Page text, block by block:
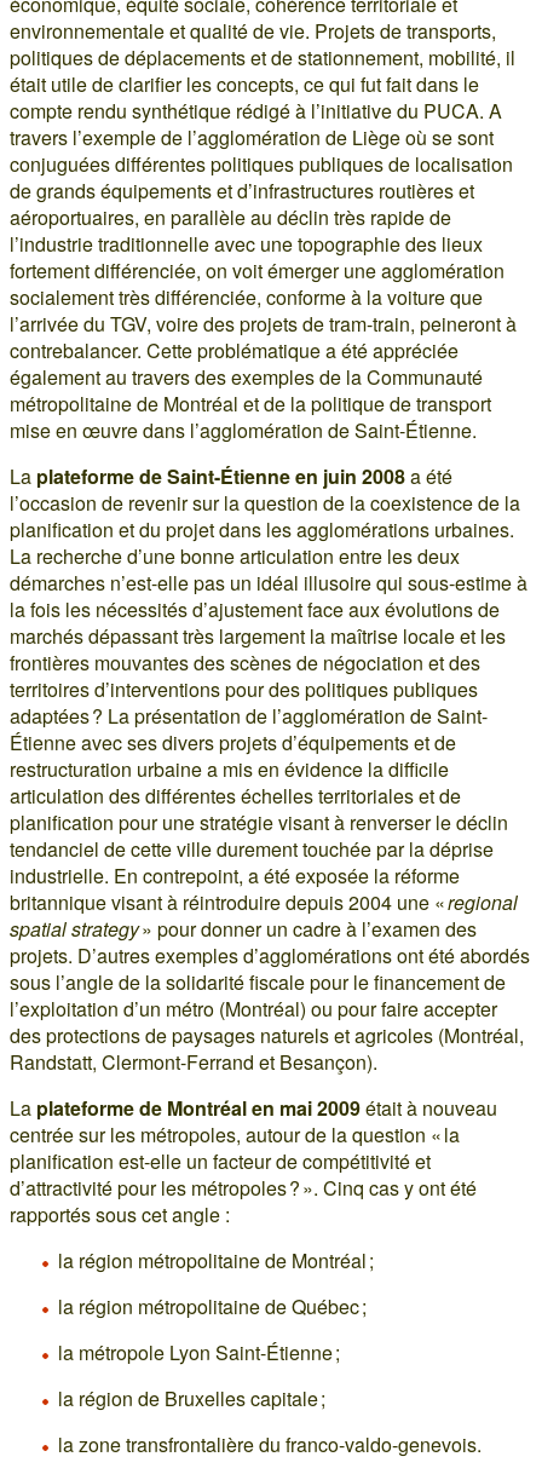
environnementale et qualité de vie. Projets de transports,
politiques de déplacements et de stationnement, mobilité, il
était utile de clarifier les concepts, ce qui fut fait dans le
compte rendu synthétique rédigé à l’initiative du PUCA. A
travers l’exemple de l’agglomération de Liège où se sont
conjuguées différentes politiques publiques de localisation
de grands équipements et d’infrastructures routières et
aéroportuaires, en parallèle au déclin très rapide de
l’industrie traditionnelle avec une topographie des lieux
fortement différenciée, on voit émerger une agglomération
socialement très différenciée, conforme à la voiture que
l’arrivée du TGV, voire des projets de tram-train, peineront à
contrebalancer. Cette problématique a été appréciée
également au travers des exemples de la Communauté
métropolitaine de Montréal et de la politique de transport
mise en œuvre dans l’agglomération de Saint-Étienne.
La plateforme de Saint-Étienne en juin 2008a été
l’occasion de revenir sur la question de la coexistence de la
planification et du projet dans les agglomérations urbaines.
La recherche d’une bonne articulation entre les deux
démarches n’est-elle pas un idéal illusoire qui sous-estime à
la fois les nécessités d’ajustement face aux évolutions de
marchés dépassant très largement la maîtrise locale et les
frontières mouvantes des scènes de négociation et des
territoires d’interventions pour des politiques publiques
adaptées ? La présentation de l’agglomération de Saint-
Étienne avec ses divers projets d’équipements et de
restructuration urbaine a mis en évidence la difficile
articulation des différentes échelles territoriales et de
planification pour une stratégie visant à renverser le déclin
tendanciel de cette ville durement touchée par la déprise
industrielle. En contrepoint, a été exposée la réforme
britannique visant à réintroduire depuis 2004 une «regional
spatial strategy» pour donner un cadre à l’examen des
projets. D’autres exemples d’agglomérations ont été abordés
sous l’angle de la solidarité fiscale pour le financement de
l’exploitation d’un métro (Montréal) ou pour faire accepter
des protections de paysages naturels et agricoles (Montréal,
Randstatt, Clermont-Ferrand et Besançon).
La plateforme de Montréal en mai 2009était à nouveau
centrée sur les métropoles, autour de la question « la
planification est-elle un facteur de compétitivité et
d’attractivité pour les métropoles ? ». Cinq cas y ont été
rapportés sous cet angle :
la région métropolitaine de Montréal ;
la région métropolitaine de Québec ;
la métropole Lyon Saint-Étienne ;
la région de Bruxelles capitale ;
la zone transfrontalière du franco-valdo-genevois.